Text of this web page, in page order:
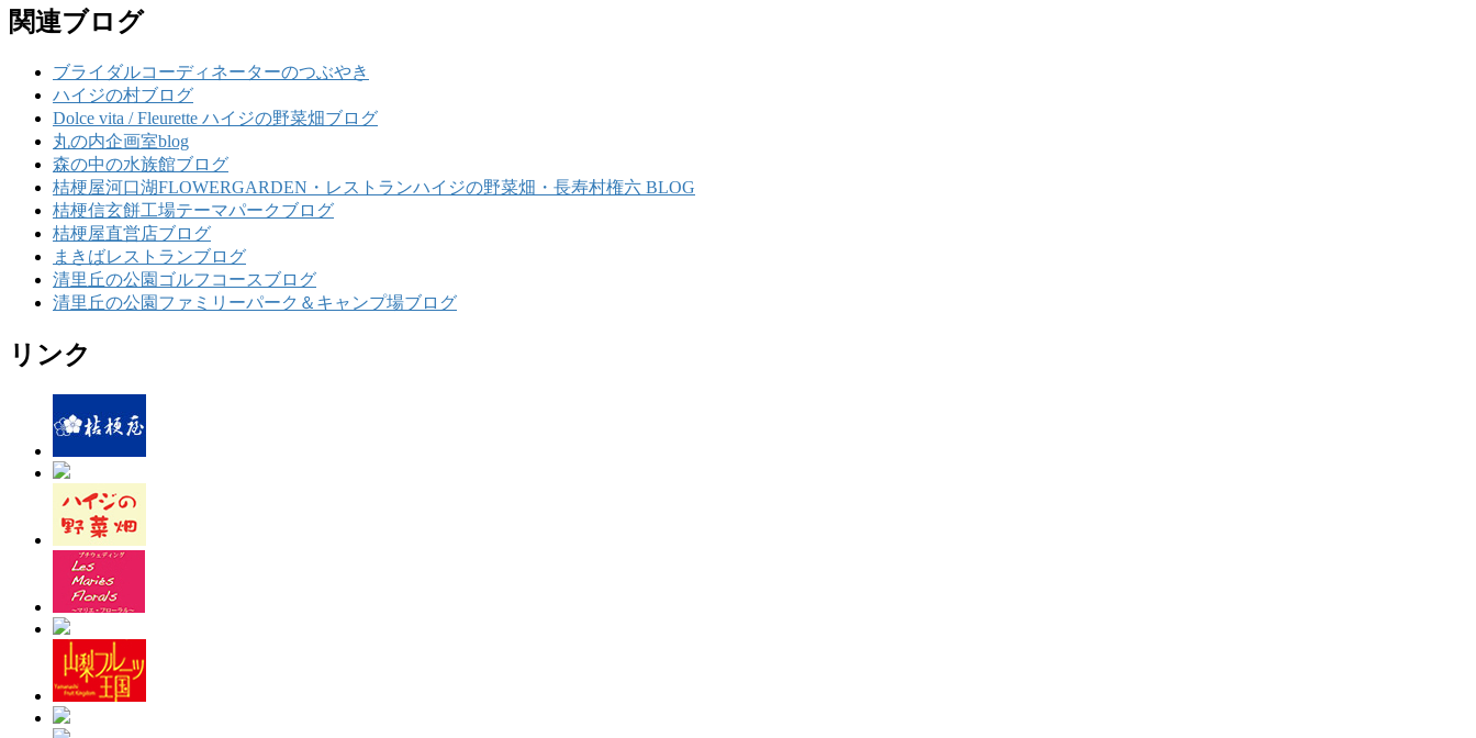
関連ブログ
ブライダルコーディネーターのつぶやき
ハイジの村ブログ
Dolce vita / Fleurette ハイジの野菜畑ブログ
丸の内企画室blog
森の中の水族館ブログ
桔梗屋河口湖FLOWERGARDEN・レストランハイジの野菜畑・長寿村権六 BLOG
桔梗信玄餅工場テーマパークブログ
桔梗屋直営店ブログ
まきばレストランブログ
清里丘の公園ゴルフコースブログ
清里丘の公園ファミリーパーク＆キャンプ場ブログ
リンク